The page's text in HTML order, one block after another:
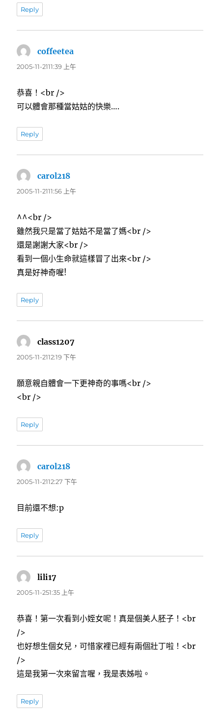
Reply
coffeetea
示:
2005-11-2111:39 上午
恭喜！<br />
可以體會那種當姑姑的快樂….
Reply
carol218
示:
2005-11-2111:56 上午
^^<br />
雖然我只是當了姑姑不是當了媽<br />
還是謝謝大家<br />
看到一個小生命就這樣冒了出來<br />
真是好神奇喔!
Reply
class1207
示:
2005-11-2112:19 下午
願意親自體會一下更神奇的事嗎<br />
<br />
Reply
carol218
示:
2005-11-2112:27 下午
目前還不想:p
Reply
lili17
示:
2005-11-251:35 上午
恭喜！第一次看到小姪女呢！真是個美人胚子！<br
/>
也好想生個女兒，可惜家裡已經有兩個壯丁啦！<br
/>
這是我第一次來留言喔，我是表姊啦。
Reply